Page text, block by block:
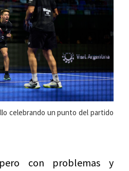
celebrando un punto del partido
con problemas y